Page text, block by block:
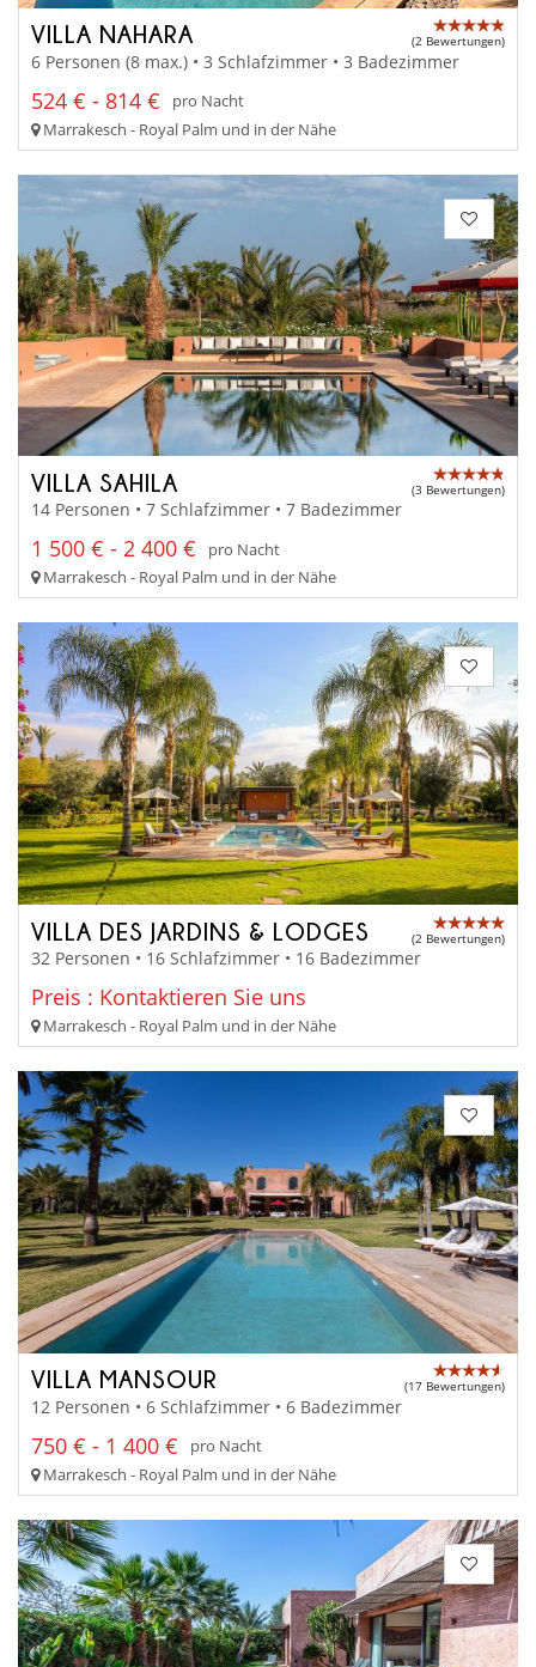
VILLA NAHARA (2 Bewertungen)
6 Personen (8 max.) • 3 Schlafzimmer • 3 Badezimmer
524 € - 814 €
pro Nacht
Marrakesch - Royal Palm und in der Nähe
VILLA SAHILA (3 Bewertungen)
14 Personen • 7 Schlafzimmer • 7 Badezimmer
1 500 € - 2 400 €
pro Nacht
Marrakesch - Royal Palm und in der Nähe
VILLA DES JARDINS & LODGES (2 Bewertungen)
32 Personen • 16 Schlafzimmer • 16 Badezimmer
Preis : Kontaktieren Sie uns
Marrakesch - Royal Palm und in der Nähe
VILLA MANSOUR (17 Bewertungen)
12 Personen • 6 Schlafzimmer • 6 Badezimmer
750 € - 1 400 €
pro Nacht
Marrakesch - Royal Palm und in der Nähe